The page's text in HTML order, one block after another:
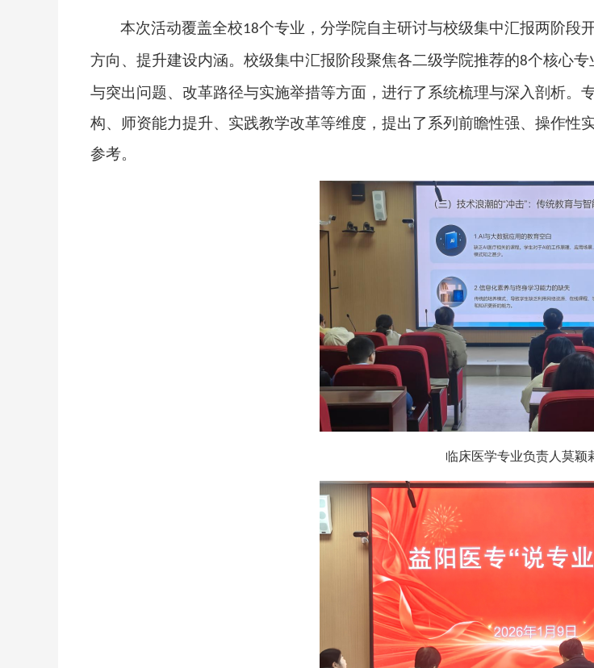
本次活动覆盖全校18个专业，分学院自主研讨与校级集中汇报两阶段
方向、提升建设内涵。校级集中汇报阶段聚焦各二级学院推荐的8个核心专
与突出问题、改革路径与实施举措等方面，进行了系统梳理与深入剖析。
构、师资能力提升、实践教学改革等维度，提出了系列前瞻性强、操作性
参考。
临床医学专业负责人莫颖